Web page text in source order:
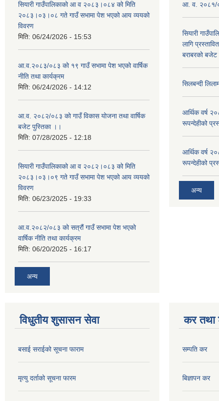
सियारी गाउँपालिकाको आ व २०८३।०८४ को मिति
२०८३।०३।०८ गते गाउँ सभामा पेश भएको आय व्ययको
विवरण
मिति: 06/24/2026 - 15:53
आ.व.२०८३/०८३ को १९ गाउँ सभामा पेश भएको वार्षिक
नीति तथा कार्यक्रम
मिति: 06/24/2026 - 14:12
आ.व. २०८२/०८३ को गाउँ विकास योजना तथा वार्षिक
बजेट पुस्तिका ।।
मिति: 07/28/2025 - 12:18
सियारी गाउँपालिकाको आ व २०८२।०८३ को मिति
२०८३।०३।०९ गते गाउँ सभामा पेश भएको आय व्ययको
विवरण
मिति: 06/23/2025 - 19:33
आ.व.२०८२/०८३ को सत्रौं गाउँ सभामा पेश भएको
वार्षिक नीति तथा कार्यक्रम
मिति: 06/20/2025 - 16:17
अन्य
आ. व. २०८१/
सियारी
लागि
बराबरको
सिलबन्दी
आर्थिक वर्ष
रूपन्देहीको
आर्थिक वर्ष
रूपन्देहीको
अन्य
विधुतीय शुसासन सेवा
बसाई सराईको सूचना फाराम
मृत्यु दर्ताको सूचना फारम
कर
सम्पति कर
बिज्ञापन कर